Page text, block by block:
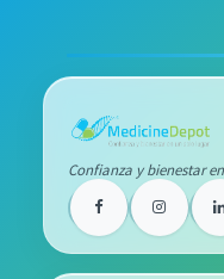
Confianza y bienestar